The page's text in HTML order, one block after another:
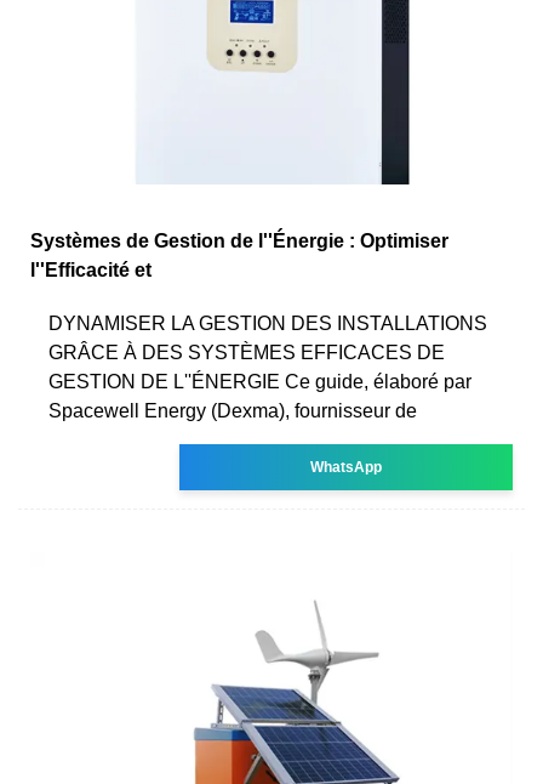
Systèmes de Gestion de l''Énergie : Optimiser
l''Efficacité et
DYNAMISER LA GESTION DES INSTALLATIONS
GRÂCE À DES SYSTÈMES EFFICACES DE
GESTION DE L''ÉNERGIE Ce guide, élaboré par
Spacewell Energy (Dexma), fournisseur de
WhatsApp